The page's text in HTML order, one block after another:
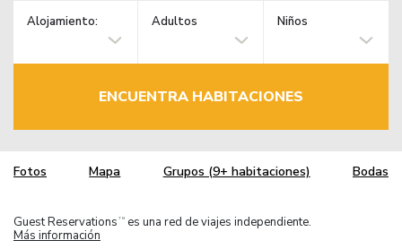
Alojamiento: Adultos Niños
ENCUENTRA HABITACIONES
Fotos Mapa Grupos (9+ habitaciones) Bodas
Guest Reservations TM
es una red de viajes independiente.
Más información